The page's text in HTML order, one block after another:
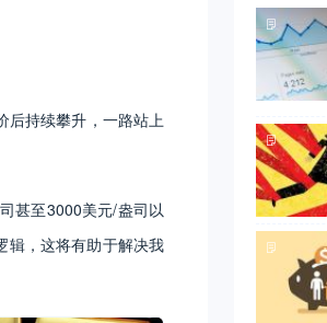
后持续攀升，一路站上
甚至3000美元/盎司以
辑，这将有助于解决我